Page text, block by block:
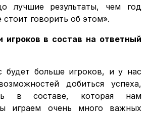
лучшие результаты, чем год
стоит говорить об этом».
игроков в состав на ответный
будет больше игроков, и у нас
добиться успеха,
в составе, которая нам
играем очень много важных